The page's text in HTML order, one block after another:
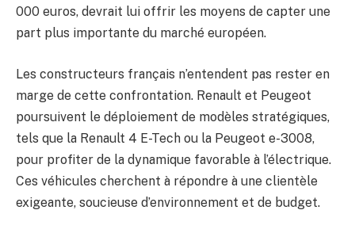
000 euros, devrait lui offrir les moyens de capter une
part plus importante du marché européen.
Les constructeurs français n’entendent pas rester en
marge de cette confrontation. Renault et Peugeot
poursuivent le déploiement de modèles stratégiques,
tels que la Renault 4 E-Tech ou la Peugeot e-3008,
pour profiter de la dynamique favorable à l’électrique.
Ces véhicules cherchent à répondre à une clientèle
exigeante, soucieuse d’environnement et de budget.